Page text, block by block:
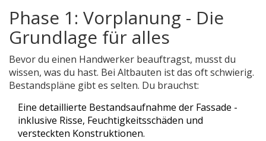
Phase 1: Vorplanung - Die
Grundlage für alles
Bevor du einen Handwerker beauftragst, musst du
wissen, was du hast. Bei Altbauten ist das oft schwierig.
Bestandspläne gibt es selten. Du brauchst:
Eine detaillierte Bestandsaufnahme der Fassade -
inklusive Risse, Feuchtigkeitsschäden und
versteckten Konstruktionen.